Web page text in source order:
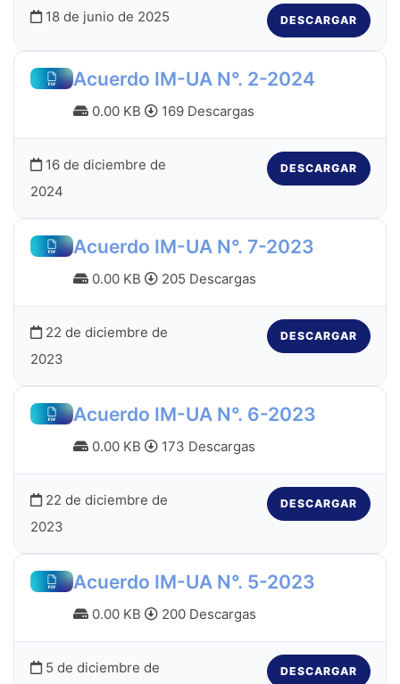
18 de junio de 2025 DESCARGAR
Acuerdo IM-UA N°. 2-2024
0.00 KB 169 Descargas
16 de diciembre de
2024
DESCARGAR
Acuerdo IM-UA N°. 7-2023
0.00 KB 205 Descargas
22 de diciembre de
2023
DESCARGAR
Acuerdo IM-UA N°. 6-2023
0.00 KB 173 Descargas
22 de diciembre de
2023
DESCARGAR
Acuerdo IM-UA N°. 5-2023
0.00 KB 200 Descargas
5 de diciembre de
DESCARGAR